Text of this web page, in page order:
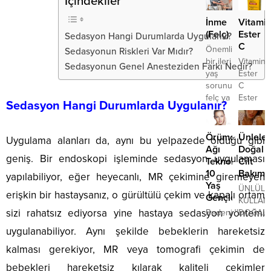
Sedasyon Hangi Durumlarda Uygulanır?
Sedasyonun Riskleri Var Mıdır?
Sedasyonun Genel Anesteziden Farkı Nedir?
Sedasyon Hangi Durumlarda Uygulanır?
Uygulama alanları da, aynı bu yelpazede olduğu gibi
geniş. Bir endoskopi işleminde sedasyon uygulaması
yapılabiliyor, eğer heyecanlı, MR çekimine giremeyen
erişkin bir hastaysanız, o gürültülü çekim ve kapalı ortam
sizi rahatsız ediyorsa yine hastaya sedasyon yöntemi
uygulanabiliyor. Aynı şekilde bebeklerin hareketsiz
kalması gerekiyor, MR veya tomografi çekimin de
bebekleri hareketsiz kılarak kaliteli çekimler
süslü
pikeler,...ile en
şık
abiye
elde
Yaz
dolayısıyla
düğün
konseptinde,
genellikle
kır
düğünleri
tercih
edilir.
Açık
alanlarda
olan
düğünler
için
davetiye
seçenekleri
çiçek
demetleriyle
süslenmiş
modeller
öne
çıkanlar...
bir
Bu
nedenle
çiftin
yerine
bir
gitmesi...
0-3
yaş
arasındaki
çocuklarda
gelişimi
etkileyen
önemli
bir
faktör
olmakla
birlikte
hem
fiziksel
hem
de
zihinsel
gelişimi
açısından
önemli
sağlamaktadır.
Çocuklarda
İnme
(Felç)
Önemli
bir ileri
yaş
sorunu
felç ya
da
inmedir.
Felç Ya
Da
Halk
Arasında
İnme
Dediğimiz
Nedir?
İnme
oldukça
sık
Vitamin
Ester
C
Vitamin
Ester
C
Ester
Star
Bir
ananas,
ve
lezzetli,
olgun
bir
çileğin
ortak
nedir?
Hepsi,
Örümcek
Ağı
Teknolojisiyle
10
Yaş
Gençleşin
Bedenimiz
etkilerine
karşı
Doğal
Cilt
DOĞAL
BAKIM